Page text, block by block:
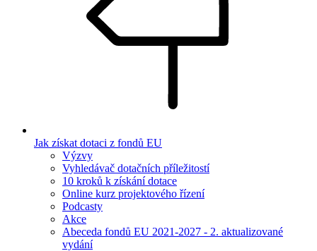
Jak získat dotaci z fondů EU
Výzvy
Vyhledávač dotačních příležitostí
10 kroků k získání dotace
Online kurz projektového řízení
Podcasty
Akce
Abeceda fondů EU 2021-2027 - 2. aktualizované
vydání